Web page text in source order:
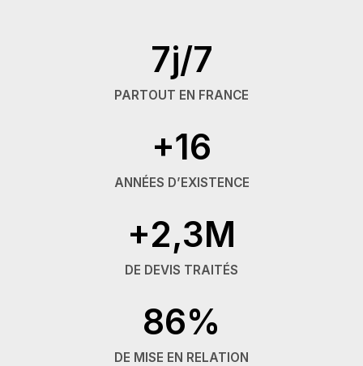
7j/7
PARTOUT EN FRANCE
+16
ANNÉES D’EXISTENCE
+2,3M
DE DEVIS TRAITÉS
86%
DE MISE EN RELATION